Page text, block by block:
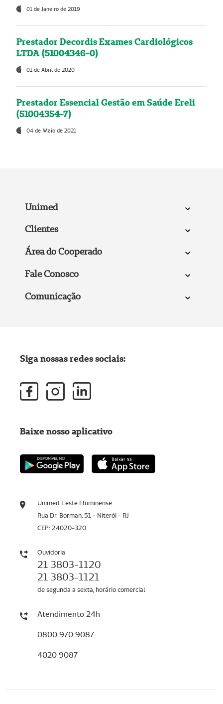
01 de Janeiro de 2019
Prestador Decordis Exames Cardiológicos
LTDA (51004346-0)
01 de Abril de 2020
Prestador Essencial Gestão em Saúde Ereli
(51004354-7)
04 de Maio de 2021
Unimed
Clientes
Área do Cooperado
Fale Conosco
Comunicação
Unimed Leste Fluminense
Rua Dr. Borman, 51 - Niterói - RJ
CEP: 24020-320
Ouvidoria
21 3803-1120
21 3803-1121
de segunda a sexta, horário comercial
Atendimento 24h
0800 970 9087
4020 9087
Siga nossas redes sociais:
Baixe nosso aplicativo